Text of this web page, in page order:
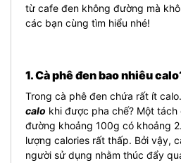
từ cafe đen không đường mà
các bạn cùng tìm hiểu nhé!
1. Cà phê đen bao nhiêu
Trong cà phê đen chứa rất ít calo.
calo khi được pha chế? Một
đường khoảng 100g có khoảng
lượng calories rất thấp. Bởi vậy,
người sử dụng nhằm thúc đẩy